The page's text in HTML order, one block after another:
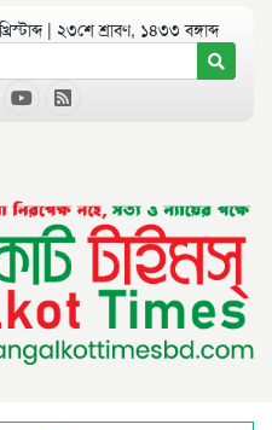
| ২৩শে শ্রাবণ, ১৪৩৩ বঙ্গাব্দ